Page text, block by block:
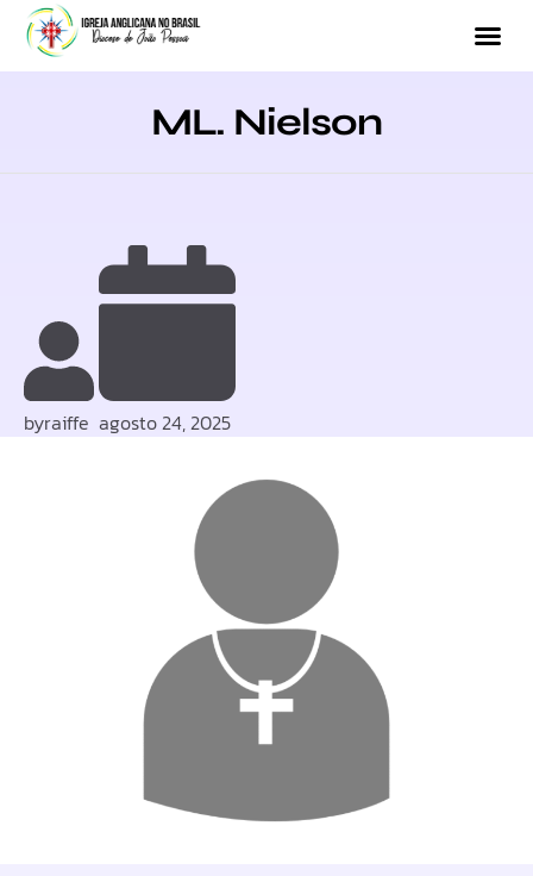
ML. Nielson
byraiffe agosto 24, 2025